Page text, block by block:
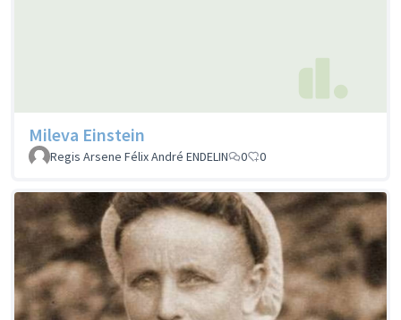
Mileva Einstein
Regis Arsene Félix André ENDELIN 0 0